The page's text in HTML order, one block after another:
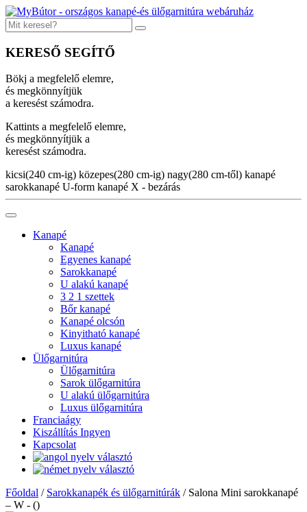
KERESŐ SEGÍTŐ
Bökj a megfelelő elemre,
és megkönnyítjük
a keresést számodra.
Kattints a megfelelő elemre,
és megkönnyítjük a
keresést számodra.
kicsi(240 cm-ig) közepes(280 cm-ig) nagy(280 cm-től) kanapé
sarokkanapé U-form kanapé X - bezárás
Kanapé
Kanapé
Egyenes kanapé
Sarokkanapé
U alakú kanapé
3 2 1 szettek
Bőr kanapé
Kanapé olcsón
Kinyitható kanapé
Luxus kanapé
Ülőgarnitúra
Ülőgarnitúra
Sarok ülőgarnitúra
U alakú ülőgarnitúra
Luxus ülőgarnitúra
Franciaágy
Kiszállítás Ingyen
Kapcsolat
Főoldal / Sarokkanapék és ülőgarnitúrák / Salona Mini sarokkanapé
– W - ()